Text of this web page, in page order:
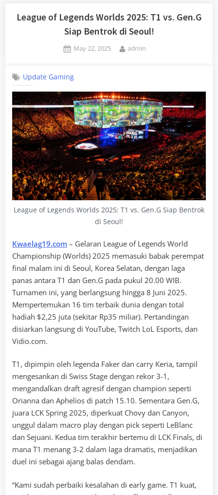
League of Legends Worlds 2025: T1 vs. Gen.G
Siap Bentrok di Seoul!
Posted
May 22, 2025 By
admin
Update Gaming
League of Legends Worlds 2025: T1 vs. Gen.G Siap Bentrok
di Seoul!
Kwaelag19.com – Gelaran League of Legends World
Championship (Worlds) 2025 memasuki babak perempat
final malam ini di Seoul, Korea Selatan, dengan laga
panas antara T1 dan Gen.G pada pukul 20.00 WIB.
Turnamen ini, yang berlangsung hingga 8 Juni 2025.
Mempertemukan 16 tim terbaik dunia dengan total
hadiah $2,25 juta (sekitar Rp35 miliar). Pertandingan
disiarkan langsung di YouTube, Twitch LoL Esports, dan
Vidio.com.
T1, dipimpin oleh legenda Faker dan carry Keria, tampil
mengesankan di Swiss Stage dengan rekor 3-1,
mengandalkan draft agresif dengan champion seperti
Orianna dan Aphelios di patch 15.10. Sementara Gen.G,
juara LCK Spring 2025, diperkuat Chovy dan Canyon,
unggul dalam macro play dengan pick seperti LeBlanc
dan Sejuani. Kedua tim terakhir bertemu di LCK Finals, di
mana T1 menang 3-2 dalam laga dramatis, menjadikan
duel ini sebagai ajang balas dendam.
“Kami sudah perbaiki kesalahan di early game. T1 kuat,